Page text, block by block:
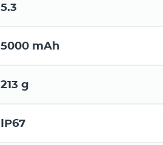
5.3
5000 mAh
213 g
IP67